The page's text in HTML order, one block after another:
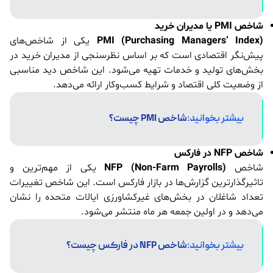
شاخص PMI یا مدیران خرید
PMI (Purchasing Managers’ Index)یکی از شاخص‌های
پیش‌نگر اقتصادی است که بر اساس نظرسنجی از مدیران خرید در
بخش‌های تولید و خدمات تهیه می‌شود. این شاخص دید مناسبی
از وضعیت کلی اقتصاد و شرایط کسب‌وکار ارائه می‌دهد.
بیشتر بخوانید:شاخص PMI چیست؟
شاخص NFP در فارکس
شاخص
NFP (Non-Farm Payrolls)یکی از مهم‌ترین و
تاثیرگذارترین گزارش‌ها در بازار فارکس است. این شاخص تغییرات
تعداد شاغلان در بخش‌های غیرکشاورزی ایالات متحده را نشان
می‌دهد و در اولین جمعه هر ماه منتشر می‌شود.
بیشتر بخوانید:شاخص NFP در فارکس چیست؟